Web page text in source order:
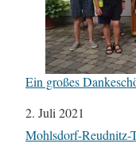
Ein großes
Datum
2. Juli 2021
In Bezug auf
Mohlsdorf-Reudnitz-